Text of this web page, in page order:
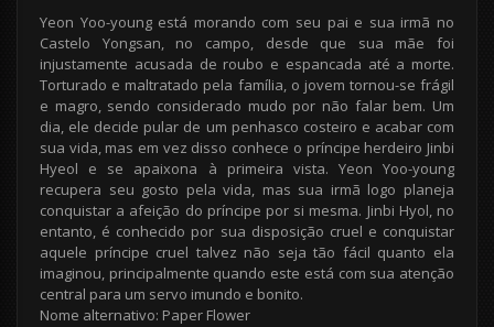
Yeon Yoo-young está morando com seu pai e sua irmã no
Castelo Yongsan, no campo, desde que sua mãe foi
injustamente acusada de roubo e espancada até a morte.
Torturado e maltratado pela família, o jovem tornou-se frágil
e magro, sendo considerado mudo por não falar bem. Um
dia, ele decide pular de um penhasco costeiro e acabar com
sua vida, mas em vez disso conhece o príncipe herdeiro Jinbi
Hyeol e se apaixona à primeira vista. Yeon Yoo-young
recupera seu gosto pela vida, mas sua irmã logo planeja
conquistar a afeição do príncipe por si mesma. Jinbi Hyol, no
entanto, é conhecido por sua disposição cruel e conquistar
aquele príncipe cruel talvez não seja tão fácil quanto ela
imaginou, principalmente quando este está com sua atenção
central para um servo imundo e bonito.
Nome alternativo: Paper Flower